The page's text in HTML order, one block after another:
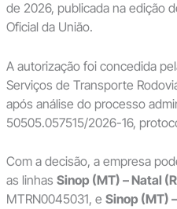
de 2026, publicada na edição
Oficial da União.
A autorização foi concedida
Serviços de Transporte
após análise do processo
50505.057515/2026-16,
Com a decisão, a empresa
as linhas Sinop (MT) – Natal
MTRN0045031, e Sinop (MT)